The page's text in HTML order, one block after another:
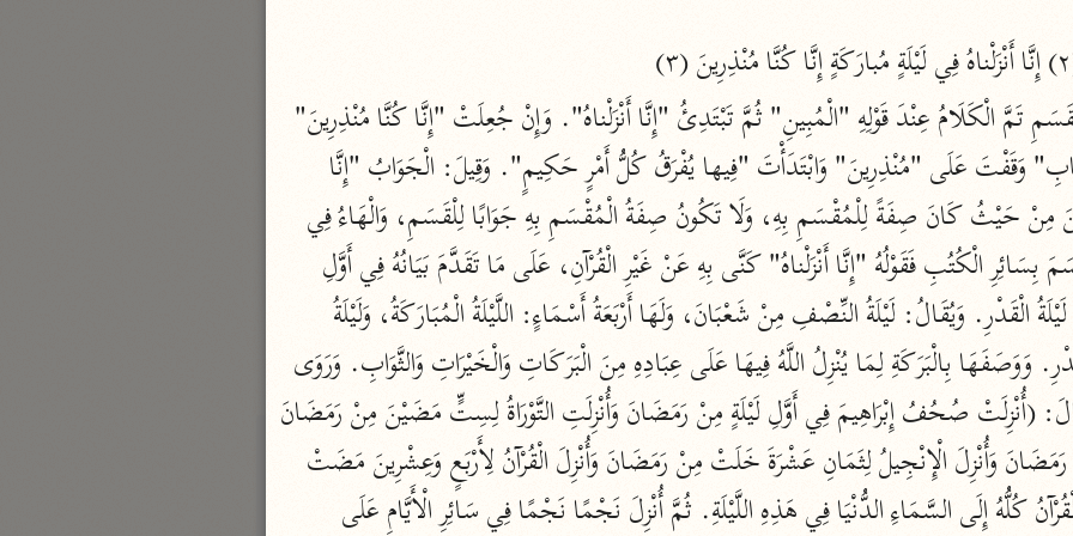
التسهيل لعلوم التنزيل
ابن جُزَيّ (٧٤١ هـ)
موسوعات
روح المعاني
الآلوسي (١٢٧٠ هـ)
نحو ٢٨ مجلدًا
مفاتيح الغيب
فخر الدين الرازي (٦٠٦ هـ)
نحو ٢٤ مجلدًا
السعدي (١٣٧٦ هـ)
أيسر التفاسير
أبو بكر الجزائري (١٤٣٩ هـ)
نحو ٣ مجلدات
القرآن – تدبّر وعمل
شركة الخبرات الذكية
نحو ٣ مجلدات
تفسير القرآن الكريم
ابن عثيمين (١٤٢١ هـ)
نحو ١٥ مجلدًا
وَاللَّيْلَةُ الْمُبَارَكَةُ لَيْلَةُ الْقَدْرِ. وَيُقَالُ: لَيْلَةُ النِّصْفِ مِنْ شَعْبَانَ، وَلَهَا أَرْبَعَةُ أَسْمَاءٍ: اللَّيْلَةُ الْمُبَارَكَةُ، وَلَيْلَةُ